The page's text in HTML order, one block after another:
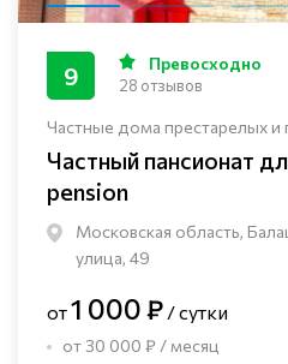
Частные дома престарелых и
Частный пансионат
pension
Московская область,
улица, 49
9 Превосходно
28 отзывов
от1 000 ₽ / сутки
от 30 000 ₽ / месяц